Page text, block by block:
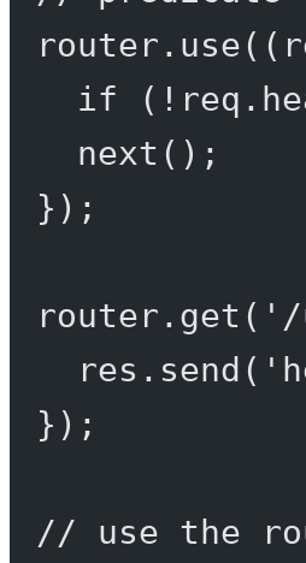
router. use((
if ( !
next ();
});
router. get ( '/
res. send (
});
// use the